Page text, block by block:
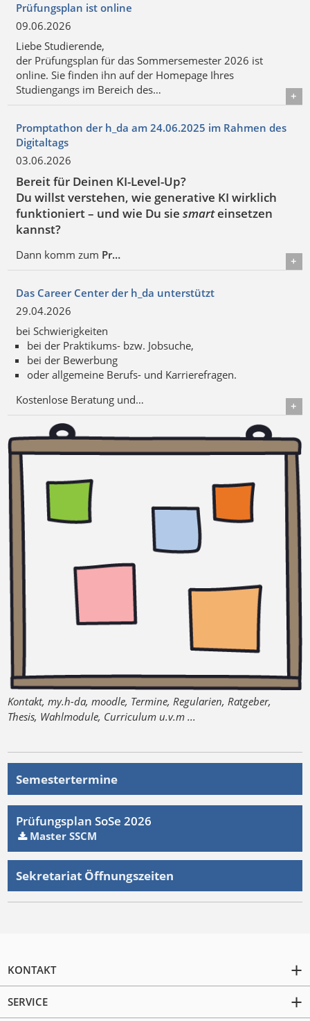
Prüfungsplan ist online
09.06.2026
Liebe Studierende,
der Prüfungsplan für das Sommersemester 2026 ist
online. Sie finden ihn auf der Homepage Ihres
Studiengangs im Bereich des…
Details
Promptathon der h_da am 24.06.2025 im Rahmen des
Digitaltags
03.06.2026
Bereit für Deinen KI-Level-Up?
Du willst verstehen, wie generative KI wirklich
funktioniert – und wie Du sie smarteinsetzen
kannst?
Dann komm zum Pr…
Details
Das Career Center der h_da unterstützt
29.04.2026
bei Schwierigkeiten
bei der Praktikums- bzw. Jobsuche,
bei der Bewerbung
oder allgemeine Berufs- und Karrierefragen.
Kostenlose Beratung und…
Details
Kontakt, my.h-da, moodle, Termine, Regularien, Ratgeber,
Thesis, Wahlmodule, Curriculum u.v.m ...
Semestertermine
Prüfungsplan SoSe 2026
Master SSCM
Sekretariat Öffnungszeiten
KONTAKT
SERVICE